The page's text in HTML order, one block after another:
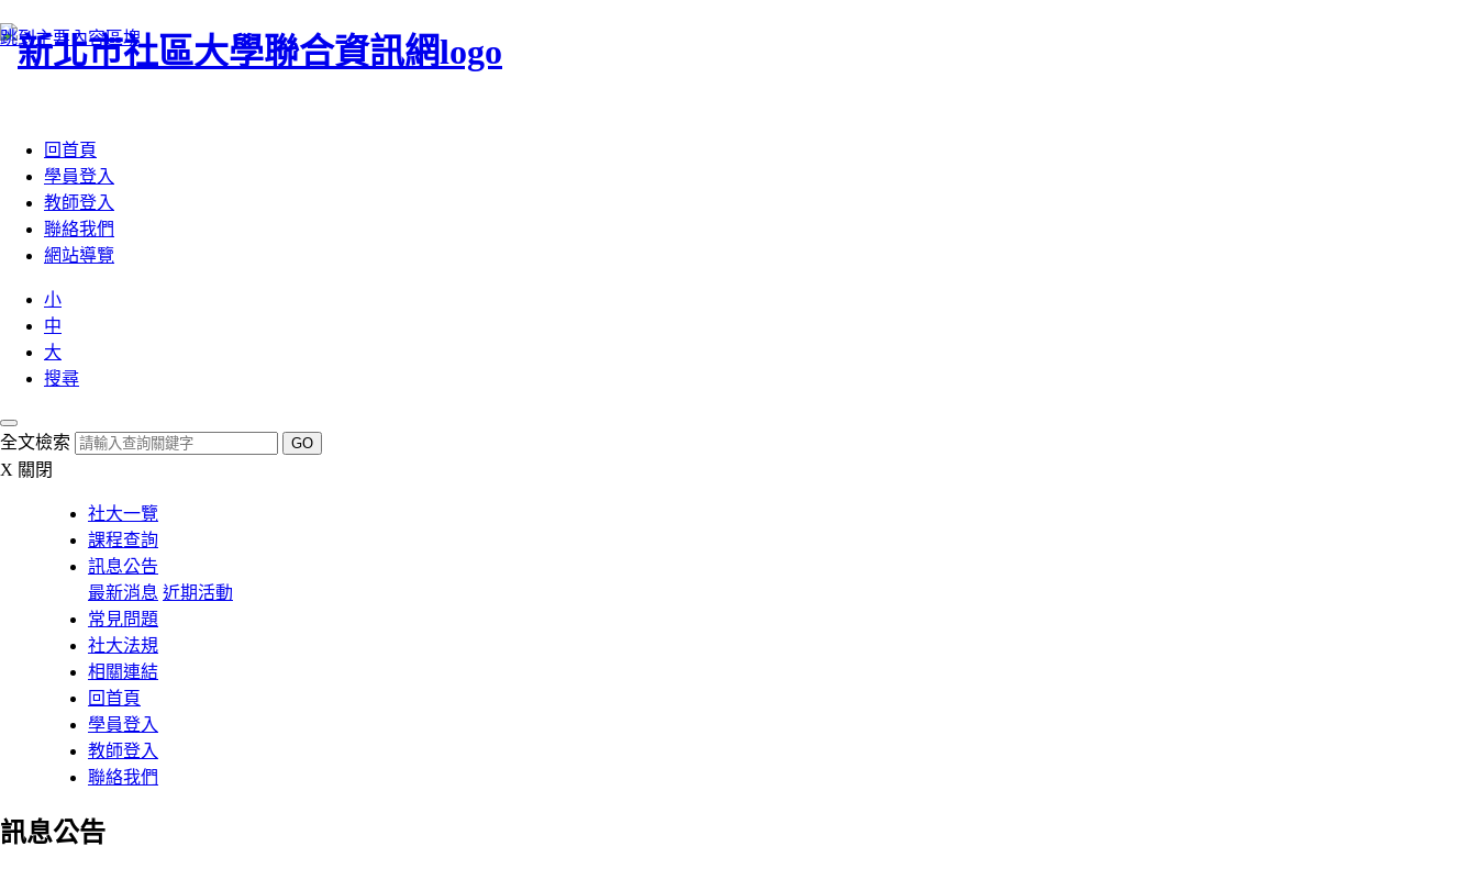
跳到主要內容區塊
回首頁
學員登入
教師登入
聯絡我們
網站導覽
小
中
大
搜尋
全文檢索 GO
X 關閉
社大一覽
課程查詢
訊息公告
最新消息 近期活動
常見問題
社大法規
相關連結
回首頁
學員登入
教師登入
聯絡我們
訊息公告